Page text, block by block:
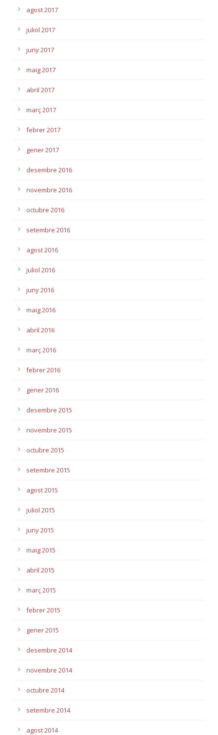
agost 2017
juliol 2017
juny 2017
maig 2017
abril 2017
març 2017
febrer 2017
gener 2017
desembre 2016
novembre 2016
octubre 2016
setembre 2016
agost 2016
juliol 2016
juny 2016
maig 2016
abril 2016
març 2016
febrer 2016
gener 2016
desembre 2015
novembre 2015
octubre 2015
setembre 2015
agost 2015
juliol 2015
juny 2015
maig 2015
abril 2015
març 2015
febrer 2015
gener 2015
desembre 2014
novembre 2014
octubre 2014
setembre 2014
agost 2014